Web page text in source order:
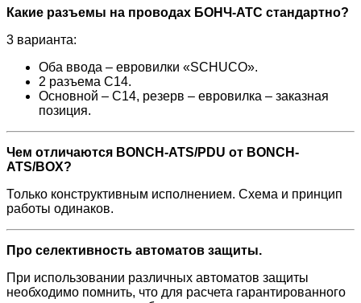
Какие разъемы на проводах БОНЧ-АТС стандартно?
3 варианта:
Оба ввода – евровилки «SCHUCO».
2 разъема С14.
Основной – С14, резерв – евровилка – заказная
позиция.
Чем отличаются BONCH-ATS/PDU от BONCH-
ATS/BOX?
Только конструктивным исполнением. Схема и принцип
работы одинаков.
Про селективность автоматов защиты.
При использовании различных автоматов защиты
необходимо помнить, что для расчета гарантированного